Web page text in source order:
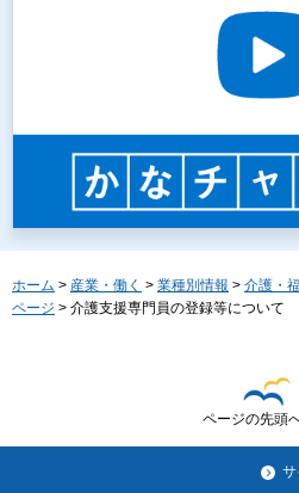
ホーム > 産業・働く > 業種別情報 > 介護・
ページ > 介護支援専門員の登録等について
ページの先頭